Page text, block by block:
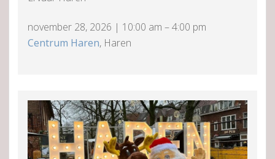
november 28, 2026 | 10:00 am –4:00 pm
Centrum Haren, Haren